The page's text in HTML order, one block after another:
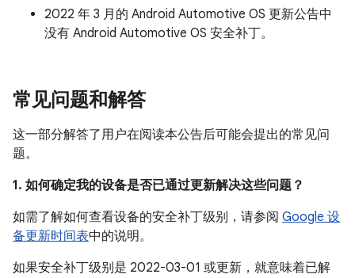
2022 年 3 月的 Android Automotive OS 更新公告中
没有 Android Automotive OS 安全补丁。
常见问题和解答
这一部分解答了用户在阅读本公告后可能会提出的常见问
题。
1. 如何确定我的设备是否已通过更新解决这些问题？
如需了解如何查看设备的安全补丁级别，请参阅 Google 设
备更新时间表中的说明。
如果安全补丁级别是 2022-03-01 或更新，就意味着已解